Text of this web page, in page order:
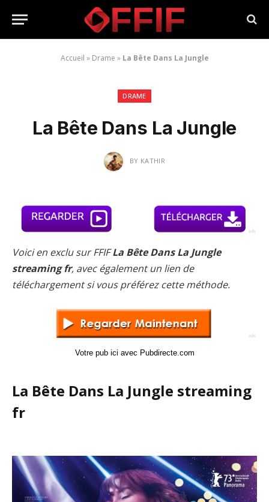
Accueil » Drame » La Bête Dans La Jungle
DRAME
La Bête Dans La Jungle
BY KATHIR
Voici en exclu sur FFIFLa Bête Dans La Jungle
streaming fr, avec également un lien de
téléchargement si vous préférez cette méthode.
Votre pub ici avec Pubdirecte.com
La Bête Dans La Jungle streaming
fr